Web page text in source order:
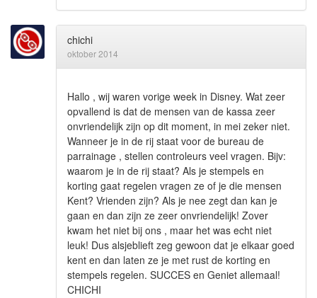
chichi
oktober 2014
Hallo , wij waren vorige week in Disney. Wat zeer
opvallend is dat de mensen van de kassa zeer
onvriendelijk zijn op dit moment, in mei zeker niet.
Wanneer je in de rij staat voor de bureau de
parrainage , stellen controleurs veel vragen. Bijv:
waarom je in de rij staat? Als je stempels en
korting gaat regelen vragen ze of je die mensen
Kent? Vrienden zijn? Als je nee zegt dan kan je
gaan en dan zijn ze zeer onvriendelijk! Zover
kwam het niet bij ons , maar het was echt niet
leuk! Dus alsjeblieft zeg gewoon dat je elkaar goed
kent en dan laten ze je met rust de korting en
stempels regelen. SUCCES en Geniet allemaal!
CHICHI